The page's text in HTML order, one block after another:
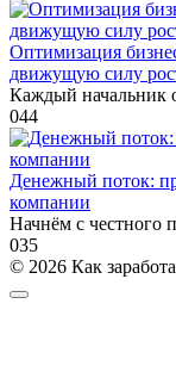
Оптимизация
движущую силу
Каждый начальник
044
Денежный поток:
компании
Начнём с честного
035
© 2026 Как